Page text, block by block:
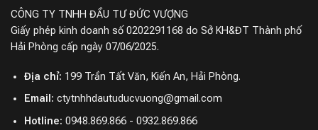
CÔNG TY TNHH ĐẦU TƯ ĐỨC VƯỢNG
Giấy phép kinh doanh số 0202291168 do Sở KH&ĐT Thành phố
Hải Phòng cấp ngày 07/06/2025.
Địa chỉ: 199 Trần Tất Văn, Kiến An, Hải Phòng.
Email: ctytnhhdautuducvuong@gmail.com
Hotline: 0948.869.866 - 0932.869.866